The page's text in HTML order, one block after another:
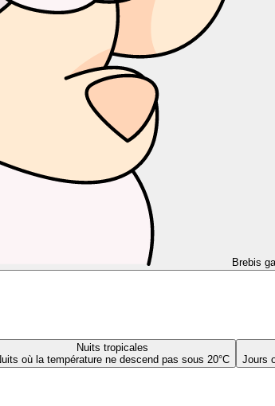
Brebis
Nuits tropicales
où la température ne descend pas sous 20°C
Jours